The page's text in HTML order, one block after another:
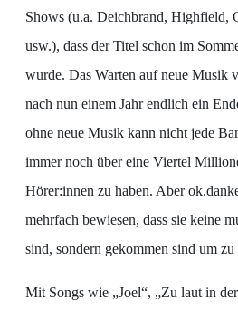
Shows (u.a. Deichbrand, Highfield,
usw.), dass der Titel schon im
wurde. Das Warten auf neue Musik
nach nun einem Jahr endlich ein
ohne neue Musik kann nicht jede
immer noch über eine Viertel
Hörer:innen zu haben. Aber
mehrfach bewiesen, dass sie keine
sind, sondern gekommen sind um zu
Mit Songs wie „Joel“, „Zu laut in